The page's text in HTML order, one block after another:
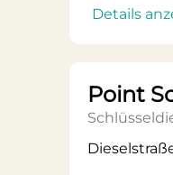
Details
Point